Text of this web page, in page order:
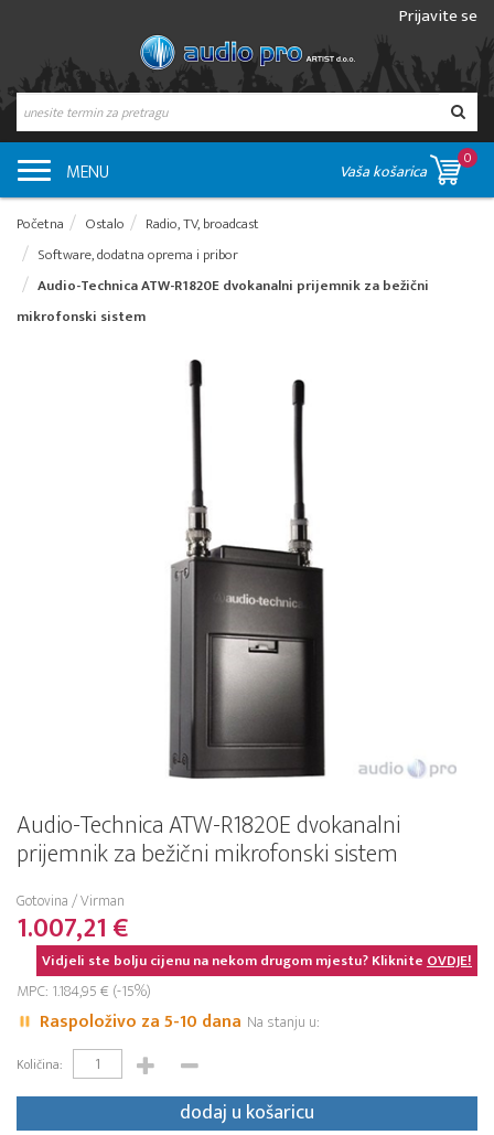
Prijavite se
MENU Vaša košarica
0
Početna Ostalo
Radio, TV, broadcast
Software, dodatna oprema i pribor
Audio-Technica ATW-R1820E dvokanalni prijemnik za bežični
mikrofonski sistem
Audio-Technica ATW-R1820E dvokanalni
prijemnik za bežični mikrofonski sistem
Gotovina / Virman
1.007,21 €
Vidjeli ste bolju cijenu na nekom drugom mjestu? KlikniteOVDJE!
MPC: 1.184,95 € (-15%)
Raspoloživo za 5-10 dana Na stanju u:
Količina:
dodaj u košaricu